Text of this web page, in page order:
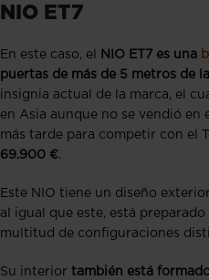
NIO ET7
En este caso, el NIO ET7 es una
puertas de más de 5 metros de
insignia actual de la marca, el
en Asia aunque no se vendió en
más tarde para competir con el
69.900 €.
Este NIO tiene un diseño
al igual que este, está
multitud de configuraciones
Su interior también está